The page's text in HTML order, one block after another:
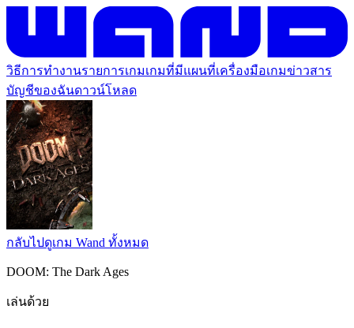
วิธีการทำงานรายการเกมเกมที่มีแผนที่เครื่องมือเกมข่าวสาร
บัญชีของฉันดาวน์โหลด
กลับไปดูเกม Wand ทั้งหมด
DOOM: The Dark Ages
เล่นด้วย